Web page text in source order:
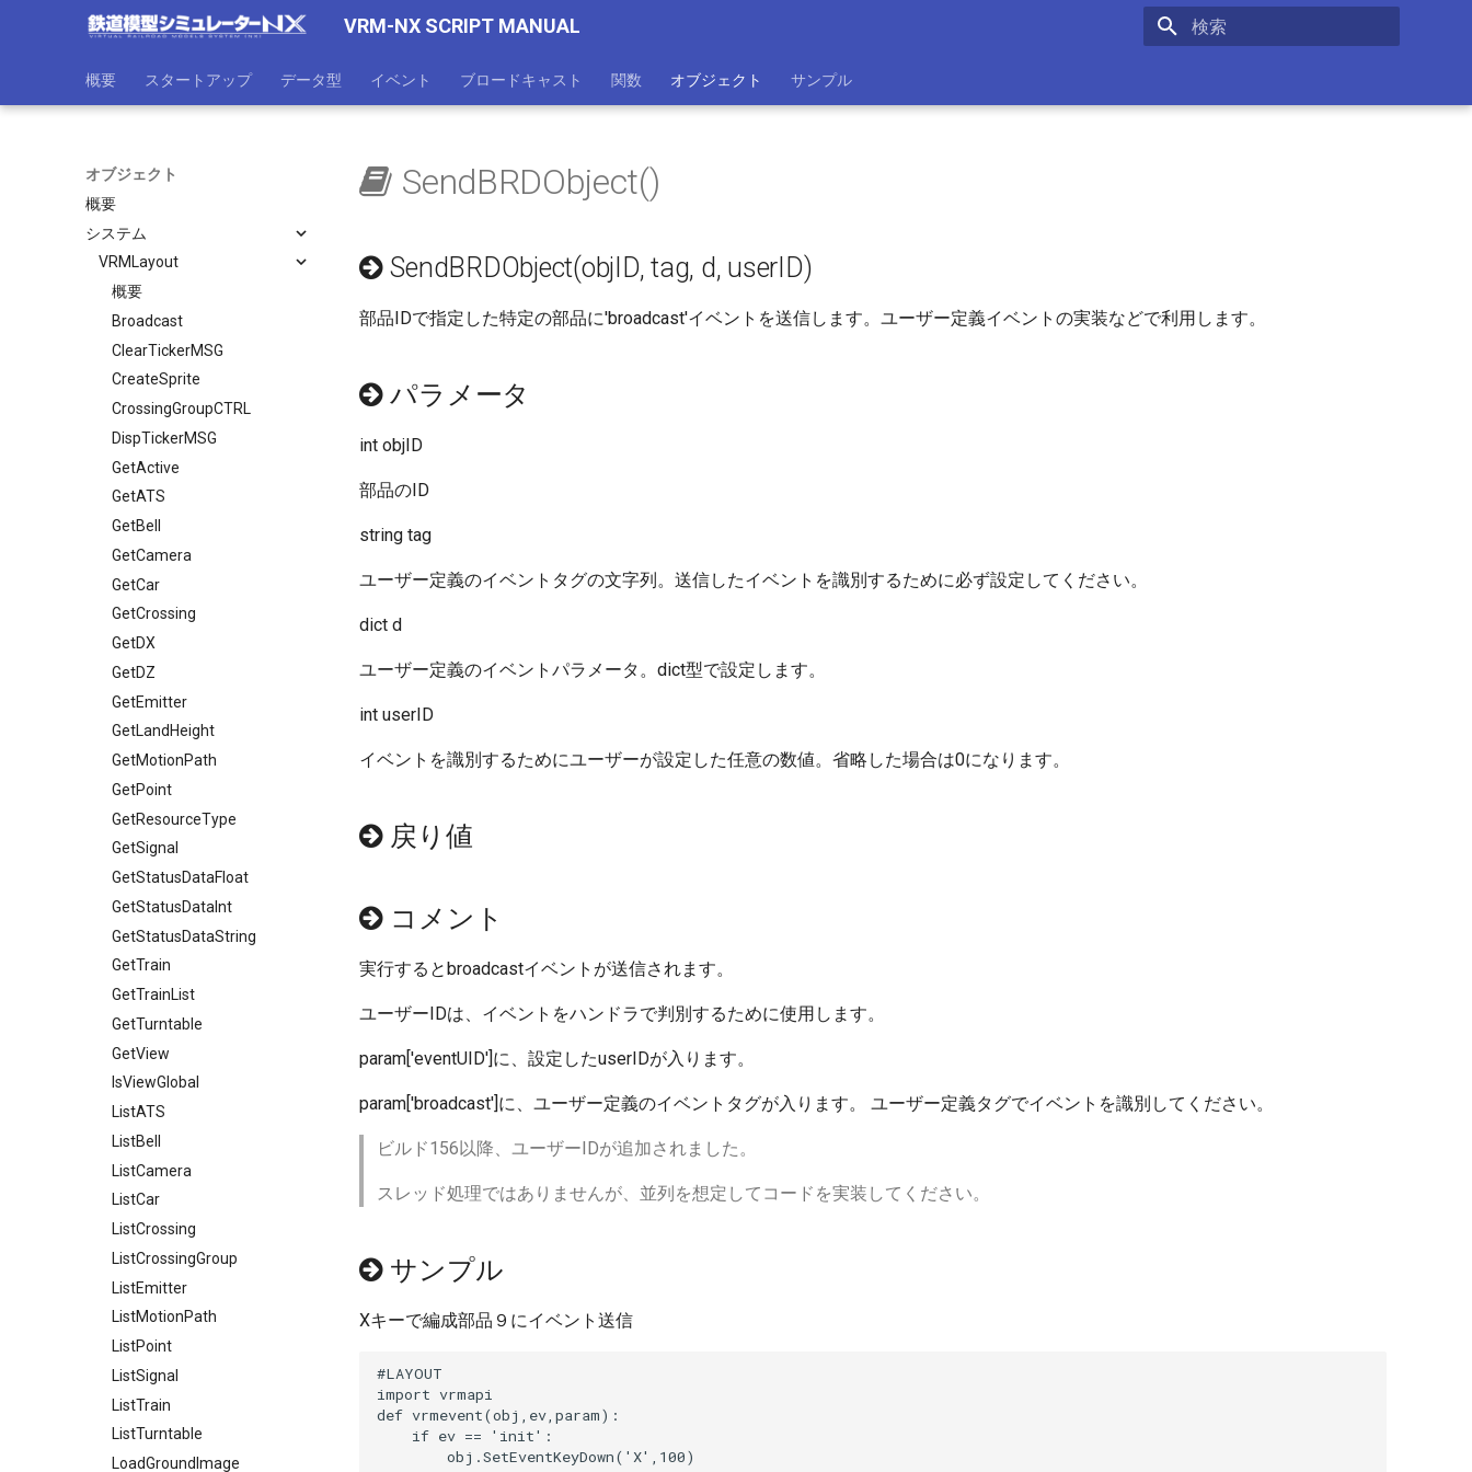
VRM-NX SCRIPT MANUAL
概要 スタートアップ データ型 イベント ブロードキャスト 関数 オブジェクト サンプル
オブジェクト
概要
システム
VRMLayout
概要
Broadcast
ClearTickerMSG
CreateSprite
CrossingGroupCTRL
DispTickerMSG
GetActive
GetATS
GetBell
GetCamera
GetCar
GetCrossing
GetDX
GetDZ
GetEmitter
GetLandHeight
GetMotionPath
GetPoint
GetResourceType
GetSignal
GetStatusDataFloat
GetStatusDataInt
GetStatusDataString
GetTrain
GetTrainList
GetTurntable
GetView
IsViewGlobal
ListATS
ListBell
ListCamera
ListCar
ListCrossing
ListCrossingGroup
ListEmitter
ListMotionPath
ListPoint
ListSignal
ListTrain
ListTurntable
LoadGroundImage
SendBRDObject()
SendBRDObject(objID, tag, d, userID)
部品IDで指定した特定の部品に'broadcast'イベントを送信します。ユーザー定義イベントの実装などで利用します。
パラメータ
int objID
部品のID
string tag
ユーザー定義のイベントタグの文字列。送信したイベントを識別するために必ず設定してください。
dict d
ユーザー定義のイベントパラメータ。dict型で設定します。
int userID
イベントを識別するためにユーザーが設定した任意の数値。省略した場合は0になります。
戻り値
コメント
実行するとbroadcastイベントが送信されます。
ユーザーIDは、イベントをハンドラで判別するために使用します。
param['eventUID']に、設定したuserIDが入ります。
param['broadcast']に、ユーザー定義のイベントタグが入ります。 ユーザー定義タグでイベントを識別してください。
ビルド156以降、ユーザーIDが追加されました。
スレッド処理ではありませんが、並列を想定してコードを実装してください。
サンプル
Xキーで編成部品９にイベント送信
#LAYOUT
import vrmapi
def vrmevent(obj,ev,param):
    if ev == 'init':
        obj.SetEventKeyDown('X',100)